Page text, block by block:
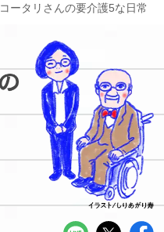
コータリさんの要介護5な日常